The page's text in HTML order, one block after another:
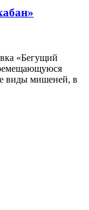
«Бегущий
виды мишеней, в